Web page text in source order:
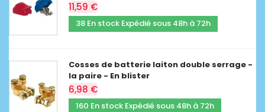
11,59 €
38 En stock Expédié sous 48h à 72h
Cosses de batterie laiton double serrage -
la paire - En blister
6,98 €
160 En stock Expédié sous 48h à 72h